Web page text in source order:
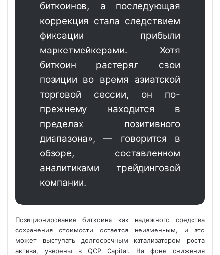
биткоинов, а последующая
коррекция стала следствием
фиксации прибыли
маркетмейкерами. Хотя
биткоин растерял свои
позиции во время азиатской
торговой сессии, он по-
прежнему находится в
пределах позитивного
диапазона», — говорится в
обзоре, составленном
аналитиками трейдинговой
компании.
Позиционирование биткоина как надежного средства
сохранения стоимости остается неизменным, и это
может выступать долгосрочным катализатором роста
актива, уверены в QCP Capital. На фоне снижения